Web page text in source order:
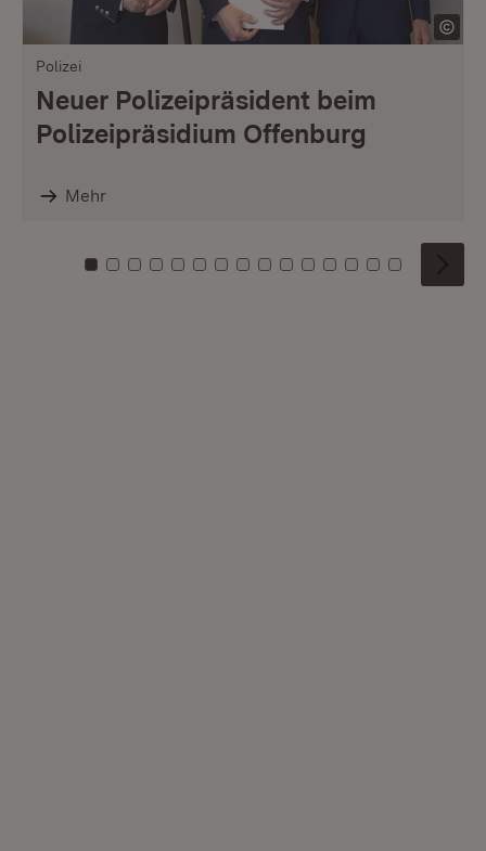
Polizei
Neuer Polizeipräsident beim
Polizeipräsidium Offenburg
Mehr
Zu Kachel: 0
Zu Kachel: 1
Zu Kachel: 2
Zu Kachel: 3
Zu Kachel: 4
Zu Kachel: 5
Zu Kachel: 6
Zu Kachel: 7
Zu Kachel: 8
Zu Kachel: 9
Zu Kachel: 10
Zu Kachel: 11
Zu Kachel: 12
Zu Kachel:
Zu